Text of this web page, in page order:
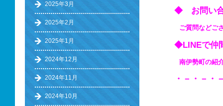
◆ お問い
ご質問などご
◆LINEで
南伊勢町の
・－・－・
2025年3月
2025年2月
2025年1月
2024年12月
2024年11月
2024年10月